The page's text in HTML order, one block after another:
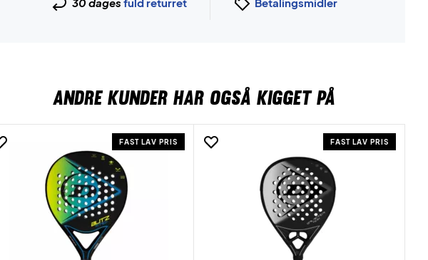
ANDRE KUNDER HAR OGSÅ KIGGET PÅ
FAST LAV PRIS FAST LAV PRIS